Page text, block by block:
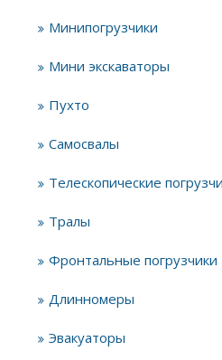
Минипогрузчики
Мини экскаваторы
Пухто
Самосвалы
Телескопические
Тралы
Фронтальные погрузчики
Длинномеры
Эвакуаторы